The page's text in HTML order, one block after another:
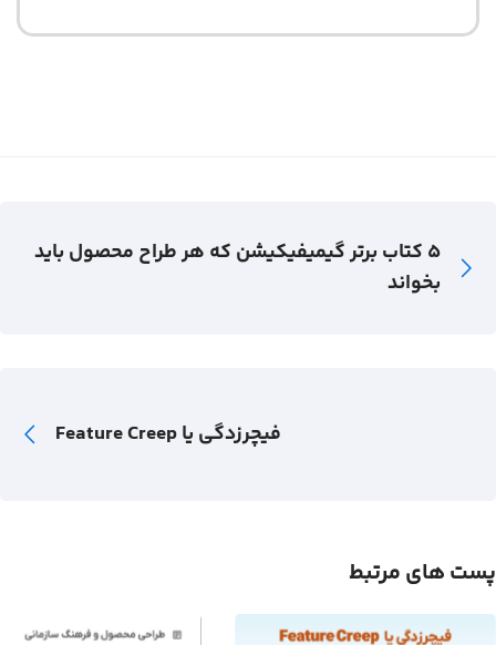
۵ کتاب برتر گیمیفیکیشن که هر طراح محصول باید
بخواند
فیچرزدگی یا Feature Creep
پست های مرتبط